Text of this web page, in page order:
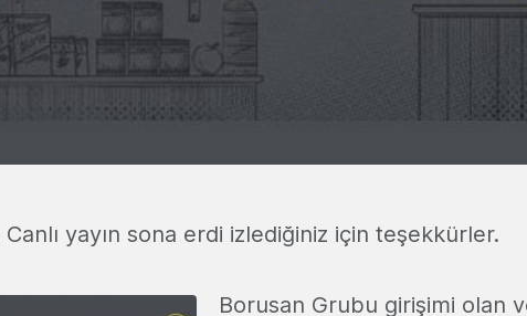
Canlı yayın sona erdi izlediğiniz için teşekkürler.
Borusan Grubu girişimi olan